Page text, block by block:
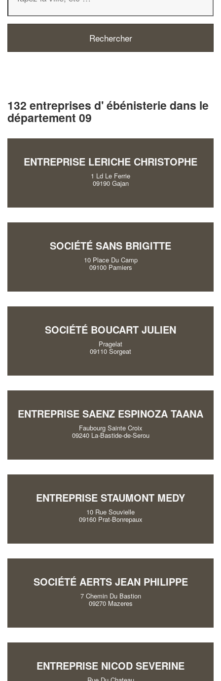
132 entreprises d' ébénisterie dans le
département 09
ENTREPRISE LERICHE CHRISTOPHE
1 Ld Le Ferrie
09190 Gajan
SOCIÉTÉ SANS BRIGITTE
10 Place Du Camp
09100 Pamiers
SOCIÉTÉ BOUCART JULIEN
Pragelat
09110 Sorgeat
ENTREPRISE SAENZ ESPINOZA TAANA
Faubourg Sainte Croix
09240 La-Bastide-de-Serou
ENTREPRISE STAUMONT MEDY
10 Rue Souvielle
09160 Prat-Bonrepaux
SOCIÉTÉ AERTS JEAN PHILIPPE
7 Chemin Du Bastion
09270 Mazeres
ENTREPRISE NICOD SEVERINE